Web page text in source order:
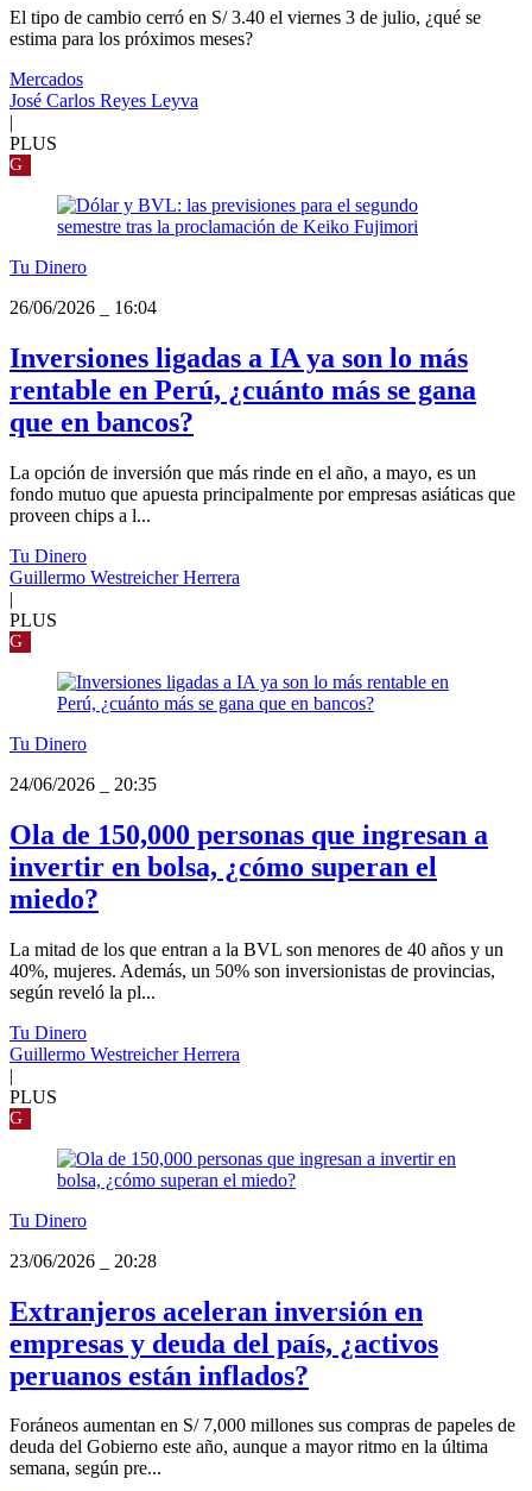
El tipo de cambio cerró en S/ 3.40 el viernes 3 de julio, ¿qué se
estima para los próximos meses?
Mercados
José Carlos Reyes Leyva
|
PLUS
G
Tu Dinero
26/06/2026
16:04
Inversiones ligadas a IA ya son lo más
rentable en Perú, ¿cuánto más se gana
que en bancos?
La opción de inversión que más rinde en el año, a mayo, es un
fondo mutuo que apuesta principalmente por empresas asiáticas que
proveen chips a l...
Tu Dinero
Guillermo Westreicher Herrera
|
PLUS
G
Tu Dinero
24/06/2026
20:35
Ola de 150,000 personas que ingresan a
invertir en bolsa, ¿cómo superan el
miedo?
La mitad de los que entran a la BVL son menores de 40 años y un
40%, mujeres. Además, un 50% son inversionistas de provincias,
según reveló la pl...
Tu Dinero
Guillermo Westreicher Herrera
|
PLUS
G
Tu Dinero
23/06/2026
20:28
Extranjeros aceleran inversión en
empresas y deuda del país, ¿activos
peruanos están inflados?
Foráneos aumentan en S/ 7,000 millones sus compras de papeles de
deuda del Gobierno este año, aunque a mayor ritmo en la última
semana, según pre...